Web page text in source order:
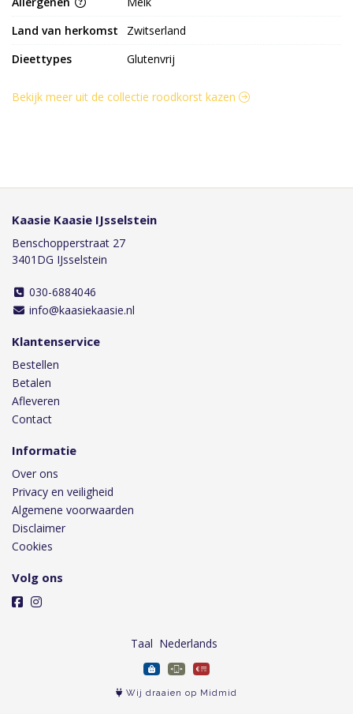
Land van herkomst
Zwitserland
Dieettypes
Glutenvrij
Bekijk meer uit de collectie roodkorst kazen
Kaasie Kaasie IJsselstein
Benschopperstraat 27
3401DG IJsselstein
030-6884046
info@kaasiekaasie.nl
Klantenservice
Bestellen
Betalen
Afleveren
Contact
Informatie
Over ons
Privacy en veiligheid
Algemene voorwaarden
Disclaimer
Cookies
Volg ons
Taal
Wij draaien op Midmid